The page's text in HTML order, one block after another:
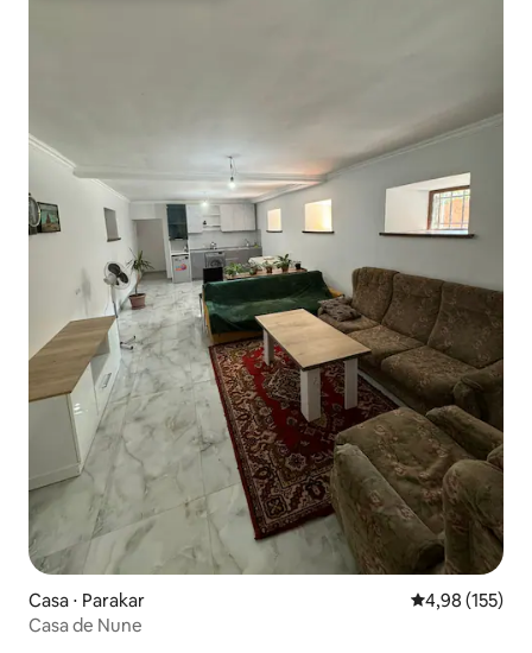
Casa ⋅ Parakar 4,98 de uma
4,98 (155)
Casa de Nune